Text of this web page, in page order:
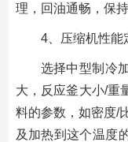
理，回油通畅，保
4、压缩机性能
选择中型制冷
大，反应釜大小/重
料的参数，如密度/
及加热到这个温度